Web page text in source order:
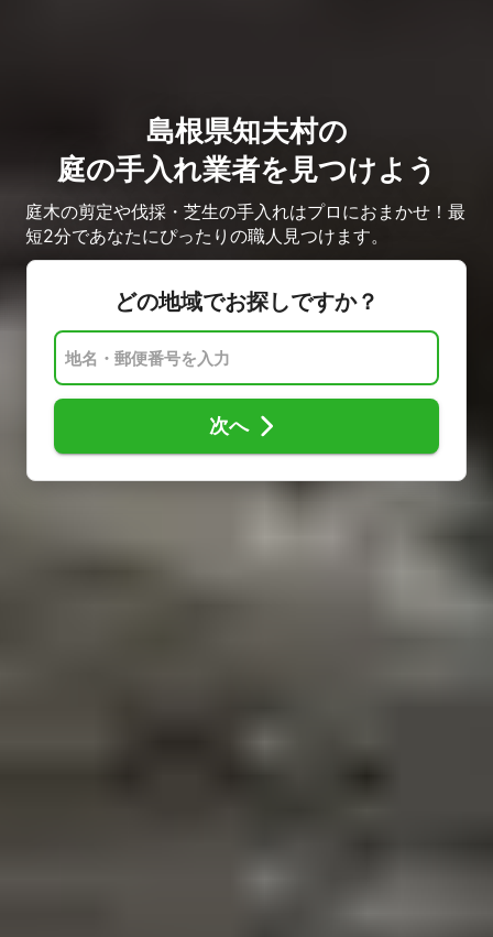
島根県知夫村の
庭の手入れ業者を見つけよう
庭木の剪定や伐採・芝生の手入れはプロにおまかせ！最
短2分であなたにぴったりの職人見つけます。
どの地域でお探しですか？
次へ